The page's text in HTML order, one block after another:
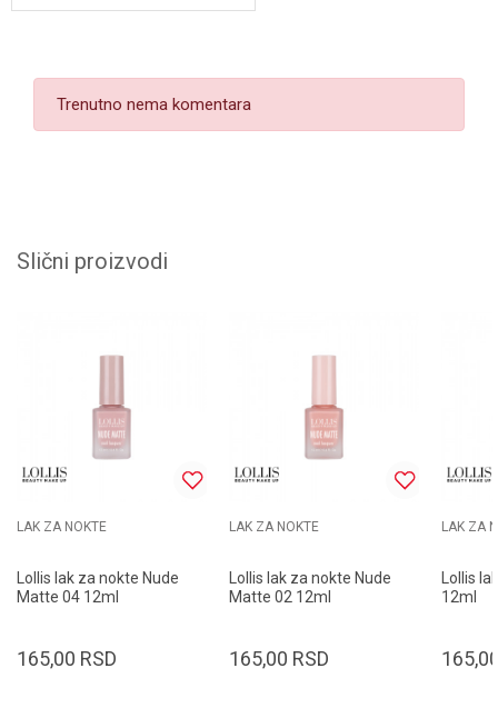
Trenutno nema komentara
Slični proizvodi
LAK ZA NOKTE
Lollis lak za nokte Nude
Matte 04 12ml
165,00 RSD
LAK ZA NOKTE
Lollis lak za nokte Nude
Matte 02 12ml
165,00 RSD
LAK ZA
Lollis
12ml